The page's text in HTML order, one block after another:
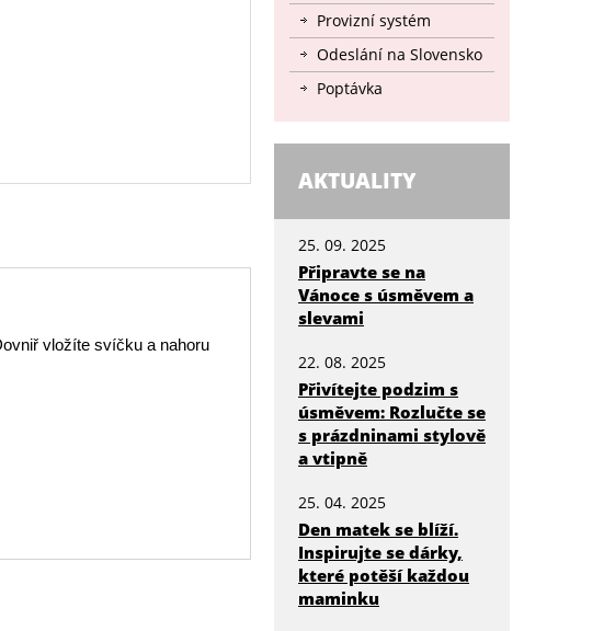
vložíte svíčku a nahoru
Provizní systém
Odeslání na Slovensko
Poptávka
AKTUALITY
25. 09. 2025
Připravte se na
Vánoce s úsměvem a
slevami
22. 08. 2025
Přivítejte podzim s
úsměvem: Rozlučte se
s prázdninami stylově
a vtipně
25. 04. 2025
Den matek se blíží.
Inspirujte se dárky,
které potěší každou
maminku